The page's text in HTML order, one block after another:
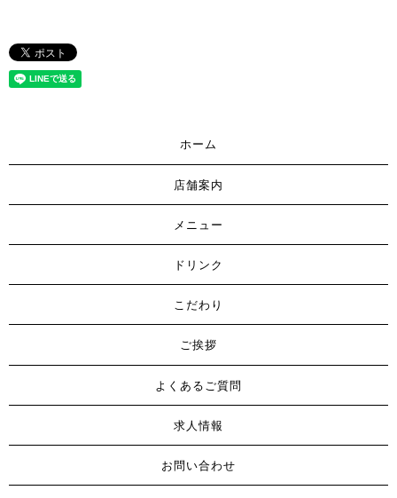
ホーム
店舗案内
メニュー
ドリンク
こだわり
ご挨拶
よくあるご質問
求人情報
お問い合わせ